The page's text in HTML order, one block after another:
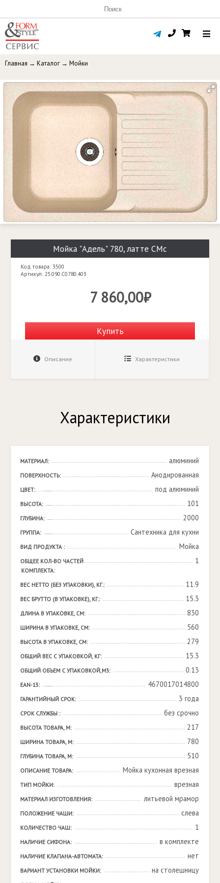
Главная → Каталог → Мойки
Мойка "Адель" 780, латте СМс
Код товара: 3500
Артикул: 25.090.C0780.403
7 860,00₽
Купить
Описание Характеристики
Характеристики
МАТЕРИАЛ: алюминий
ПОВЕРХНОСТЬ: Анодированная
ЦВЕТ: под алюминий
ВЫСОТА: 101
ГЛУБИНА: 2000
ГРУППА: Сантехника для кухни
ВИД ПРОДУКТА : Мойка
ОБЩЕЕ КОЛ-ВО ЧАСТЕЙ
КОМПЛЕКТА:
1
ВЕС НЕТТО (БЕЗ УПАКОВКИ), КГ.: 11.9
ВЕС БРУТТО (В УПАКОВКЕ), КГ.: 15.3
ДЛИНА В УПАКОВКЕ, СМ: 830
ШИРИНА В УПАКОВКЕ, СМ: 560
ВЫСОТА В УПАКОВКЕ, СМ: 279
ОБЩИЙ ВЕС С УПАКОВКОЙ, КГ: 15.3
ОБЩИЙ ОБЪЕМ С УПАКОВКОЙ,М3: 0.13
EAN-13: 4670017014800
ГАРАНТИЙНЫЙ СРОК: 3 года
СРОК СЛУЖБЫ : без срочно
ВЫСОТА ТОВАРА, М: 217
ШИРИНА ТОВАРА, М: 780
ГЛУБИНА ТОВАРА, М: 510
ОПИСАНИЕ ТОВАРА: Мойка кухонная врезная
ТИП МОЙКИ: врезная
МАТЕРИАЛ ИЗГОТОВЛЕНИЯ: литьевой мрамор
ПОЛОЖЕНИЕ ЧАШИ: слева
КОЛИЧЕСТВО ЧАШ: 1
НАЛИЧИЕ СИФОНА: в комплекте
НАЛИЧИЕ КЛАПАНА-АВТОМАТА: нет
ВАРИАНТ УСТАНОВКИ МОЙКИ: на столешницу